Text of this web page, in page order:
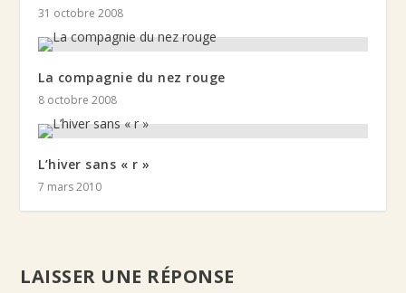
31 octobre 2008
La compagnie du nez rouge
8 octobre 2008
L’hiver sans « r »
7 mars 2010
LAISSER UNE RÉPONSE